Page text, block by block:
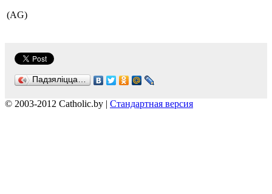
(AG)
Падзяліцца…
© 2003-2012 Catholic.by | Стандартная версия